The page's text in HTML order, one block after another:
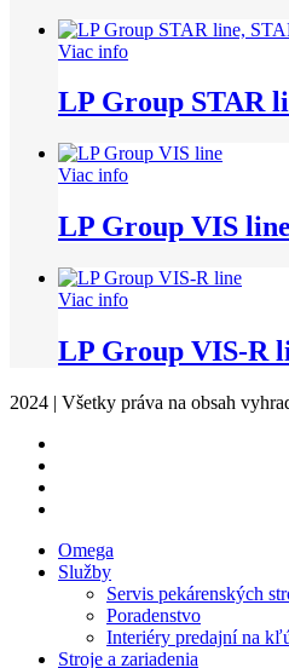
Viac info
LP Group STAR
Viac info
LP Group VIS line
Viac info
LP Group VIS-R
2024 | Všetky práva na obsah
Close
Menu
Omega
Služby
Servis pekárenských
Poradenstvo
Interiéry predajní na
Stroje a zariadenia